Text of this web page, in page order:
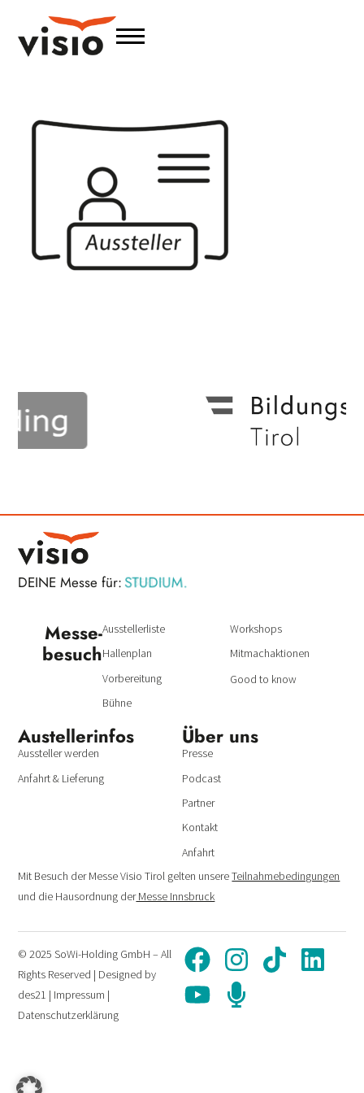
DEINE Messe für: BERUF.
STUDIUM.
Messe­
besuch
Ausstellerliste
Hallenplan
Vorbereitung
Bühne
Workshops
Mitmachaktionen
Good to know
Austeller­infos
Aussteller werden
Anfahrt & Lieferung
Über uns
Presse
Podcast
Partner
Kontakt
Anfahrt
Mit Besuch der Messe Visio Tirol gelten unsereTeilnahmebedingungen
und die Hausordnung derMesse Innsbruck
© 2025 SoWi-Holding GmbH – All
Rights Reserved | Designed by
des21 | Impressum |
Datenschutzerklärung